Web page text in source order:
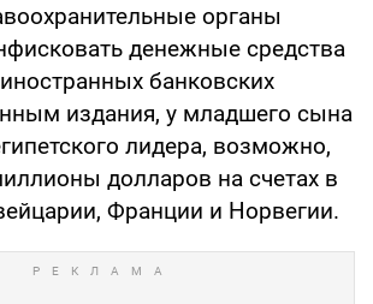
органы
денежные средства
банковских
издания, у младшего сына
лидера, возможно,
долларов на счетах в
Франции и Норвегии.